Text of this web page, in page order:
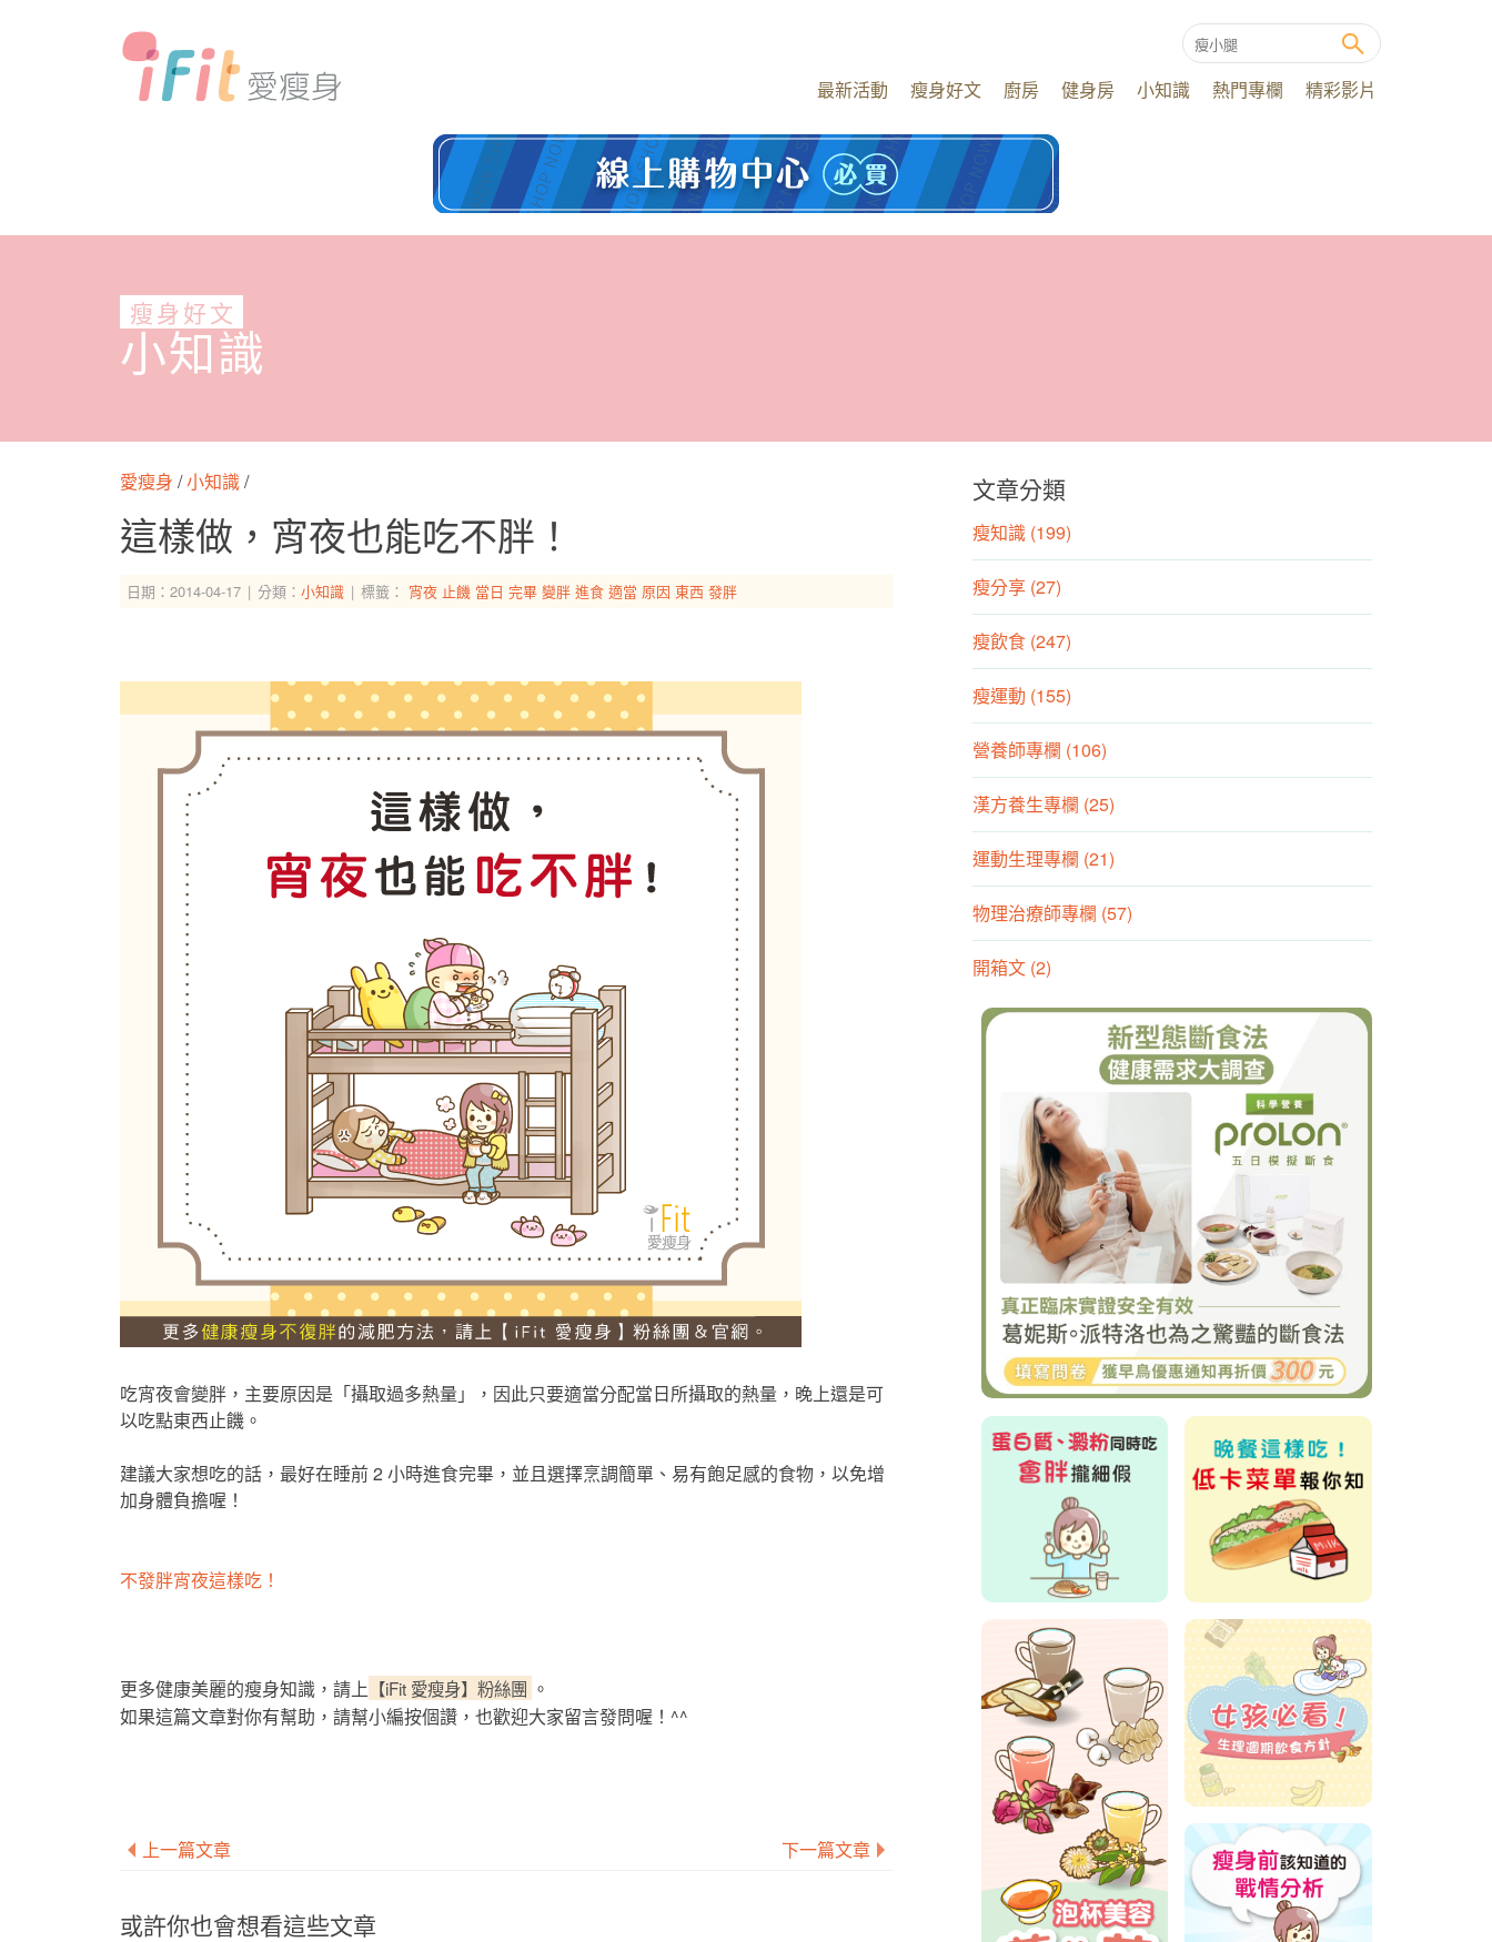
最新活動 瘦身好文 廚房 健身房 小知識 熱門專欄 精彩影片
瘦身好文
小知識
愛瘦身 /小知識/
這樣做，宵夜也能吃不胖！
日期：2014-04-17 分類： 小知識 標籤： 宵夜 止饑 當日 完畢 變胖 進食 適當 原因 東西 發胖
吃宵夜會變胖，主要原因是「攝取過多熱量」，因此只要適當分配當日所攝取的熱量，晚上還是可
以吃點東西止饑。
建議大家想吃的話，最好在睡前 2 小時進食完畢，並且選擇烹調簡單、易有飽足感的食物，以免增
加身體負擔喔！
不發胖宵夜這樣吃！
更多健康美麗的瘦身知識，請上 【iFit 愛瘦身】粉絲團 。
如果這篇文章對你有幫助，請幫小編按個讚，也歡迎大家留言發問喔！^^
上一篇文章 下一篇文章
或許你也會想看這些文章
文章分類
瘦知識 (199)
瘦分享 (27)
瘦飲食 (247)
瘦運動 (155)
營養師專欄 (106)
漢方養生專欄 (25)
運動生理專欄 (21)
物理治療師專欄 (57)
開箱文 (2)